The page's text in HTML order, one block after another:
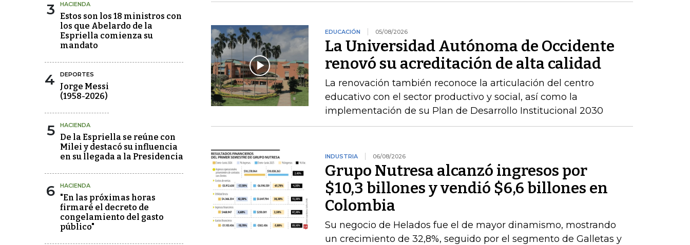
3 HACIENDA
Estos son los 18 ministros con
los que Abelardo de la
Espriella comienza su
mandato
4 DEPORTES
Jorge Messi
(1958-2026)
5 HACIENDA
De la Espriella se reúne con
Milei y destacó su influencia
en su llegada a la Presidencia
6 HACIENDA
"En las próximas horas
firmaré el decreto de
congelamiento del gasto
público"
EDUCACIÓN 05/08/2026
La Universidad Autónoma de Occidente
renovó su acreditación de alta calidad
La renovación también reconoce la articulación del centro
educativo con el sector productivo y social, así como la
implementación de su Plan de Desarrollo Institucional 2030
INDUSTRIA 06/08/2026
Grupo Nutresa alcanzó ingresos por
$10,3 billones y vendió $6,6 billones en
Colombia
Su negocio de Helados fue el de mayor dinamismo, mostrando
un crecimiento de 32,8%, seguido por el segmento de Galletas y